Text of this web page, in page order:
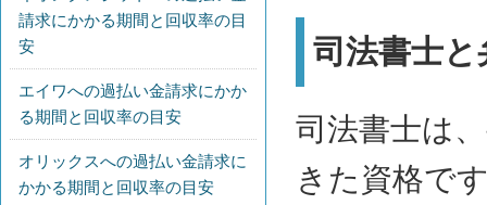
司法書士
司法書士は
きた資格で
請求にかかる期間と回収率の目
安
エイワへの過払い金請求にかか
る期間と回収率の目安
オリックスへの過払い金請求に
かかる期間と回収率の目安